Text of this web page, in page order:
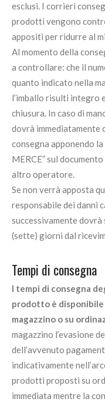
esclusi. I corrieri
prodotti vengono
appositi per ridurre al
Al momento della
a controllare: che il
quanto indicato nella
l’imballo risulti integro
chiusura. In caso di
dovrà immediatamente
consegna apponendo
MERCE” sul
altro operatore.
Se non verrà apposta
responsabile dei danni
successivamente
(sette) giorni dal
Tempi di consegna
I tempi di consegna
prodotto è
magazzino o su
magazzino l’evasione
dell’avvenuto
indicativamente
prodotti proposti su
immediata mentre la